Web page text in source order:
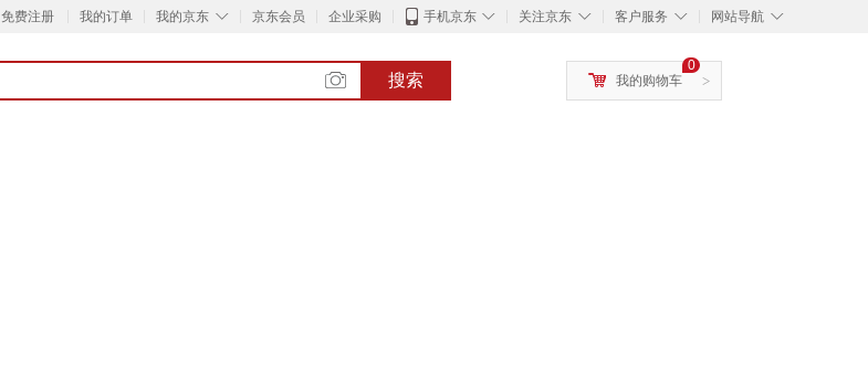
免费注册 我的订单 ◇
我的京东 京东会员 企业采购 ◇
手机京东 ◇
关注京东 ◇
客户服务 ◇
网站导航
搜索 >
0
我的购物车